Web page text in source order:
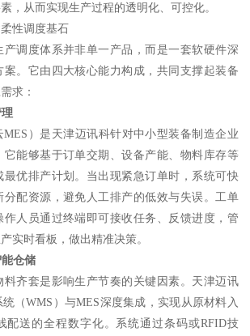
，从而实现生产过程的透明化、可控化。
性调度基石
产调度体系并非单一产品，而是一套软硬件深
案。它由四大核心能力构成，共同支撑起装备
求：
）是天津迈讯科针对中小型装备制造企业
它能够基于订单交期、设备产能、物料库存等
最优排产计划。当出现紧急订单时，系统可快
分配资源，避免人工排产的低效与失误。工单
人员通过终端即可接收任务、反馈进度，管
实时看板，做出精准决策。
仓储
料齐套是影响生产节奏的关键因素。天津迈讯
（WMS）与MES深度集成，实现从原材料入
配送的全程数字化。系统通过条码或RFID技